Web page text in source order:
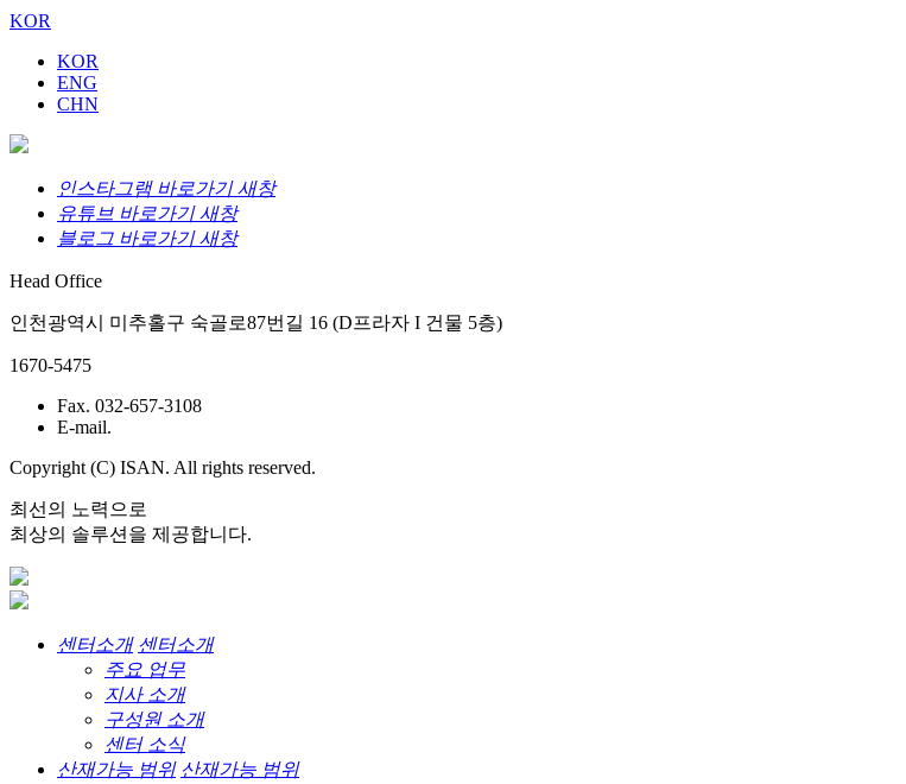
KOR
KOR
ENG
CHN
인스타그램 바로가기 새창
유튜브 바로가기 새창
블로그 바로가기 새창
Head Office
인천광역시 미추홀구 숙골로87번길 16 (D프라자 I 건물 5층)
1670-5475
Fax. 032-657-3108
E-mail.
Copyright (C) ISAN. All rights reserved.
최선의 노력으로
최상의 솔루션을 제공합니다.
센터소개 센터소개
주요 업무
지사 소개
구성원 소개
센터 소식
산재가능 범위 산재가능 범위